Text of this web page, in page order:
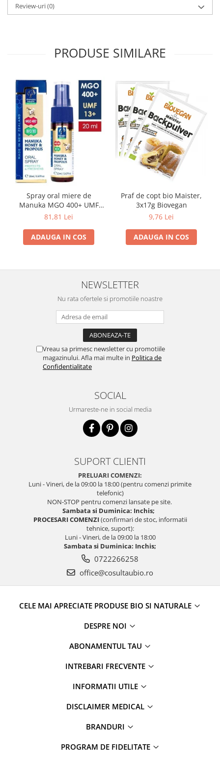
Review-uri(0)
PRODUSE SIMILARE
Spray oral miere de
Manuka MGO 400+ UMF
13+ cu Propolis (20ml)
81,81 Lei
ADAUGA IN COS
Praf de copt bio Maister,
3x17g Biovegan
9,76 Lei
ADAUGA IN COS
NEWSLETTER
Nu rata ofertele si promotiile noastre
Vreau sa primesc newsletter cu promotiile
magazinului. Afla mai multe in Politica de
Confidentialitate
SOCIAL
Urmareste-ne in social media
SUPORT CLIENTI
PRELUARI COMENZI:
Luni - Vineri, de la 09:00 la 18:00 (pentru comenzi primite
telefonic)
NON-STOP pentru comenzi lansate pe site.
Sambata si Duminica: Inchis;
PROCESARI COMENZI(confirmari de stoc, informatii
tehnice, suport):
Luni - Vineri, de la 09:00 la 18:00
Sambata si Duminica: Inchis;
0722266258
office@cosultaubio.ro
CELE MAI APRECIATE PRODUSE BIO SI NATURALE
DESPRE NOI
ABONAMENTUL TAU
INTREBARI FRECVENTE
INFORMATII UTILE
DISCLAIMER MEDICAL
BRANDURI
PROGRAM DE FIDELITATE